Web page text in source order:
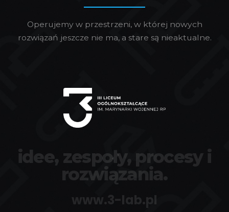
Operujemy w przestrzeni, w której nowych
rozwiązań jeszcze nie ma, a stare są nieaktualne.
idee, zespoły, procesy i
rozwiązania.
www.3-lab.pl